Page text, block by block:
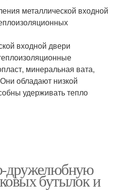
металлической входной
входной двери
минеральная вата,
обладают низкой
удерживать тепло
дружелюбную
бутылок и